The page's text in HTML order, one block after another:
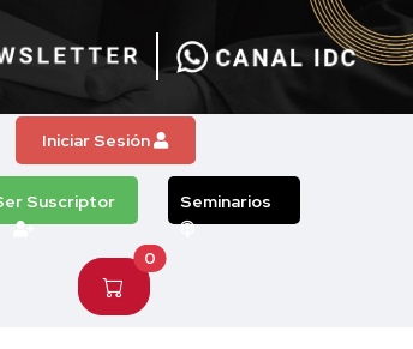
Iniciar Sesión
Suscriptor Seminarios
0